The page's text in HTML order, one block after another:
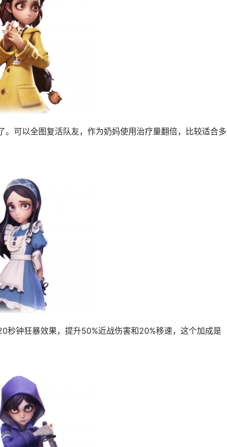
。可以全图复活队友，作为奶妈使用治疗量翻倍，比较适合多
秒钟狂暴效果，提升50%近战伤害和20%移速，这个加成是